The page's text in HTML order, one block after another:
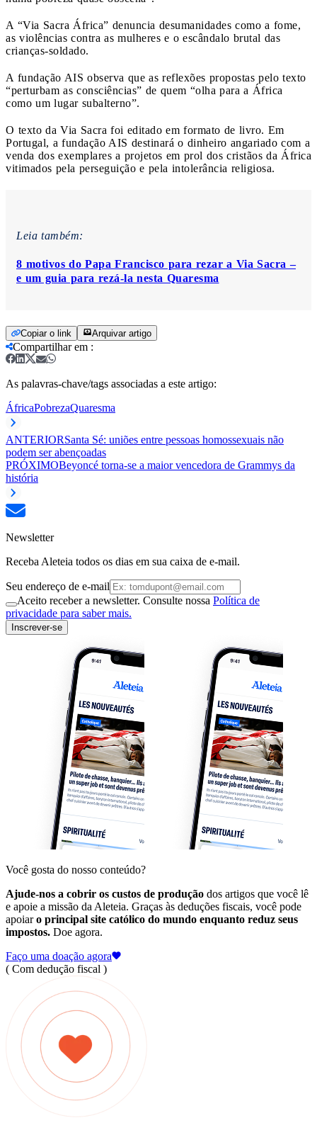
A “Via Sacra África” denuncia desumanidades como a fome,
as violências contra as mulheres e o escândalo brutal das
crianças-soldado.
A fundação AIS observa que as reflexões propostas pelo texto
“perturbam as consciências” de quem “olha para a África
como um lugar subalterno”.
O texto da Via Sacra foi editado em formato de livro. Em
Portugal, a fundação AIS destinará o dinheiro angariado com a
venda dos exemplares a projetos em prol dos cristãos da África
vitimados pela perseguição e pela intolerância religiosa.
Leia também:
8 motivos do Papa Francisco para rezar a Via Sacra –
e um guia para rezá-la nesta Quaresma
Copiar o link Arquivar artigo
Compartilhar em :
As palavras-chave/tags associadas a este artigo:
ÁfricaPobrezaQuaresma
ANTERIORSanta Sé: uniões entre pessoas homossexuais não
podem ser abençoadas
PRÓXIMOBeyoncé torna-se a maior vencedora de Grammys da
história
Newsletter
Receba Aleteia todos os dias em sua caixa de e-mail.
Seu endereço de e-mail
Aceito receber a newsletter. Consulte nossa Política de
privacidade para saber mais.
Inscrever-se
Você gosta do nosso conteúdo?
Ajude-nos a cobrir os custos de produção dos artigos que você lê
e apoie a missão da Aleteia. Graças às deduções fiscais, você pode
apoiaro principal site católico do mundo enquanto reduz seus
impostos. Doe agora.
Faço uma doação agora
( Com dedução fiscal )